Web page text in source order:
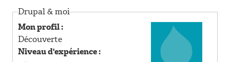
RDrupal & moi
Mon profil :
Découverte
Niveau d'expérience :